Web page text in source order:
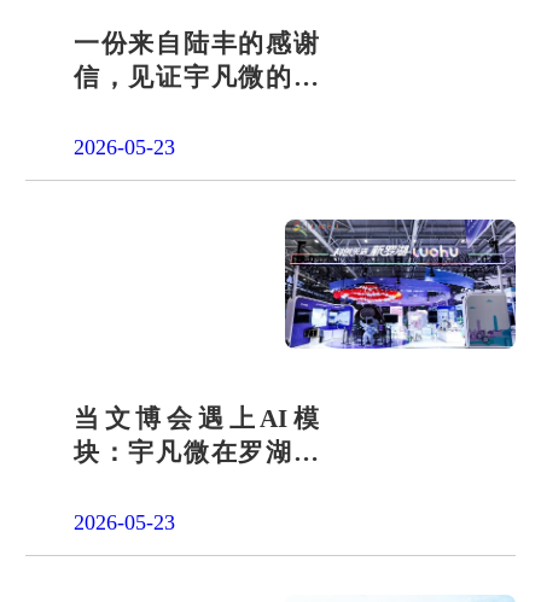
一份来自陆丰的感谢
信，见证宇凡微的社
2026-05-23
当文博会遇上AI模
块：宇凡微在罗湖展
答卷
2026-05-23